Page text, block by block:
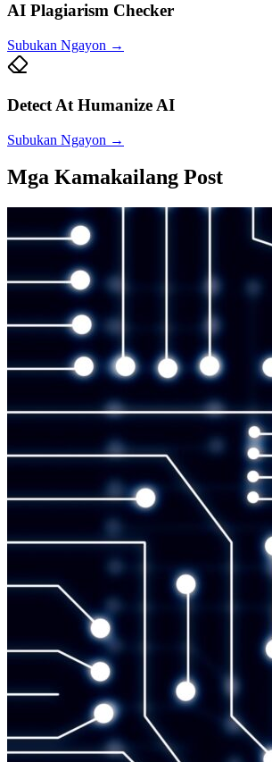
AI Plagiarism Checker
Subukan Ngayon →
Detect At Humanize AI
Subukan Ngayon →
Mga Kamakailang Post